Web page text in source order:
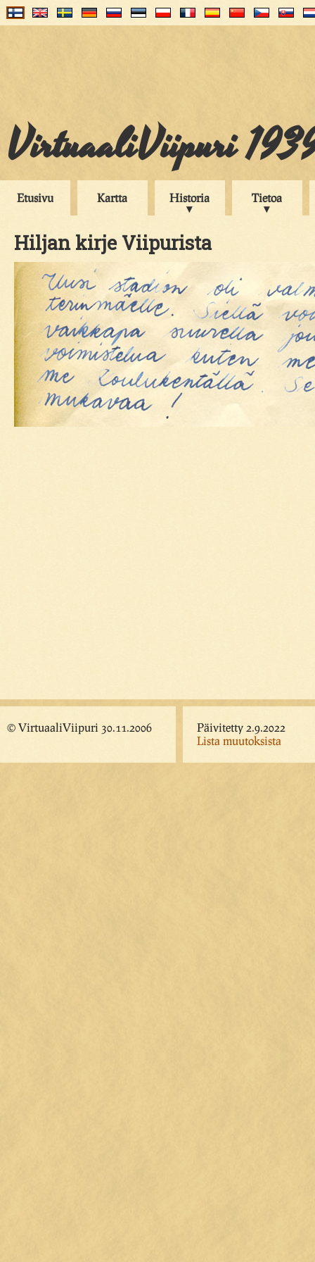
VirtuaaliViipuri
Etusivu Kartta Historia Tietoa
Hiljan kirje Viipurista
© VirtuaaliViipuri 30.11.2006
Päivitetty 2.9.2022
Lista muutoksista